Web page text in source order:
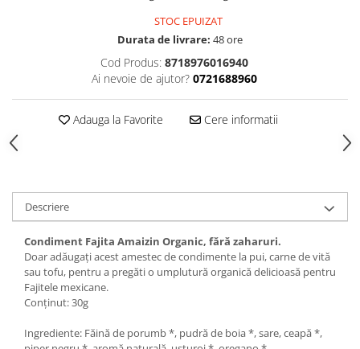
STOC EPUIZAT
Durata de livrare: 48 ore
Cod Produs: 8718976016940
Ai nevoie de ajutor? 0721688960
Adauga la Favorite Cere informatii
Descriere
Condiment Fajita Amaizin Organic, fără zaharuri.
Doar adăugați acest amestec de condimente la pui, carne de vită
sau tofu, pentru a pregăti o umplutură organică delicioasă pentru
Fajitele mexicane.
Conținut: 30g
Ingrediente: Făină de porumb *, pudră de boia *, sare, ceapă *,